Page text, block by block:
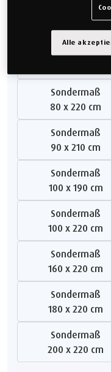
Doppelbett
Sondermaß
80 x 220 cm
Sondermaß
90 x 210 cm
Sondermaß
100 x 190 cm
Sondermaß
100 x 220 cm
Sondermaß
160 x 220 cm
Sondermaß
180 x 220 cm
Sondermaß
200 x 220 cm
Alle